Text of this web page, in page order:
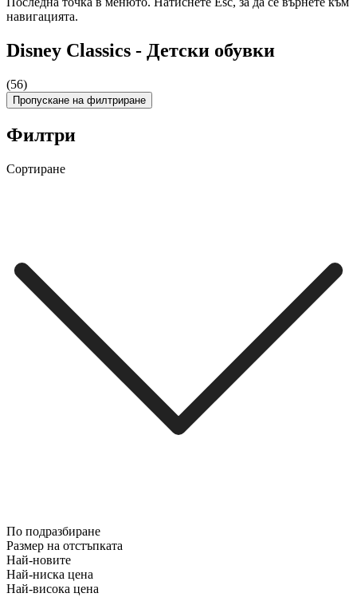
навигацията.
Disney Classics - Детски обувки
(56)
Пропускане на филтриране
Филтри
Сортиране
По подразбиране
Размер на отстъпката
Най-новите
Най-ниска цена
Най-висока цена